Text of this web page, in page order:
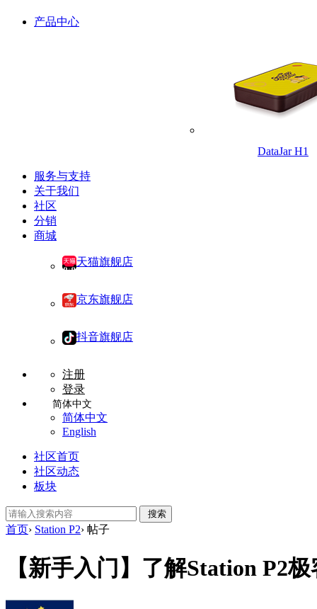
产品中心
DataJar H1
服务与支持
关于我们
社区
分销
商城
天猫旗舰店
京东旗舰店
抖音旗舰店
注册
登录
简体中文
简体中文
English
社区首页
社区动态
板块
搜索
首页› Station P2› 帖子
【新手入门】了解Station P2